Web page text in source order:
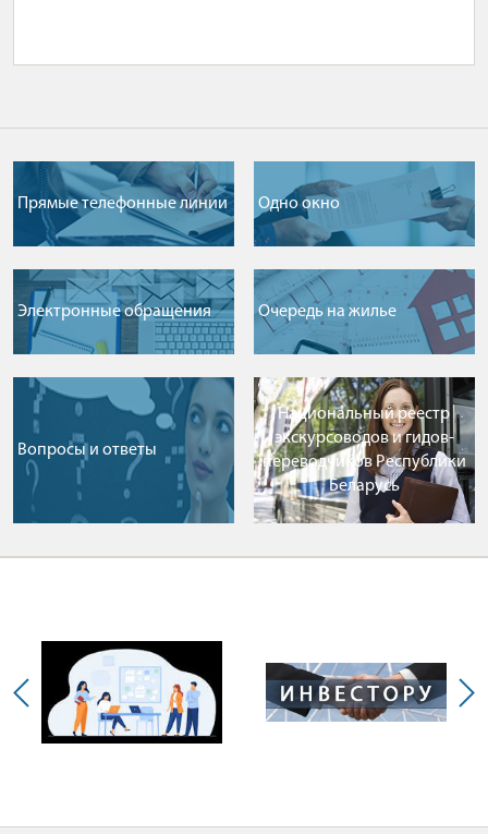
Прямые телефонные линии Одно окно
Электронные обращения Очередь на жилье
Вопросы и ответы
Национальный реестр
экскурсоводов и гидов-
переводчиков Республики
Беларусь